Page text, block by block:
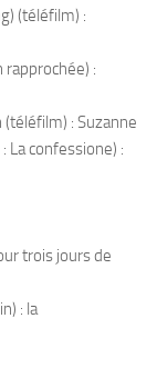
(téléfilm) :
:
(téléfilm) : Suzanne
La confessione) :
trois jours de
: la